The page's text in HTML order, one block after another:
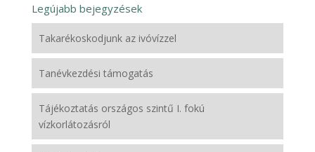
Legújabb bejegyzések
Takarékoskodjunk az ivóvízzel
Tanévkezdési támogatás
Tájékoztatás országos szintű I. fokú
vízkorlátozásról